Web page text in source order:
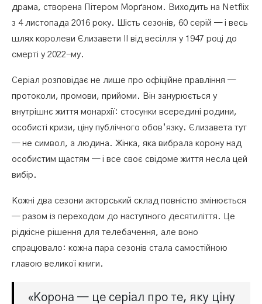
драма, створена Пітером Морґаном. Виходить на Netflix
з 4 листопада 2016 року. Шість сезонів, 60 серій — і весь
шлях королеви Єлизавети II від весілля у 1947 році до
смерті у 2022-му.
Серіал розповідає не лише про офіційне правління —
протоколи, промови, прийоми. Він занурюється у
внутрішнє життя монархії: стосунки всередині родини,
особисті кризи, ціну публічного обов’язку. Єлизавета тут
— не символ, а людина. Жінка, яка вибрала корону над
особистим щастям — і все своє свідоме життя несла цей
вибір.
Кожні два сезони акторський склад повністю змінюється
— разом із переходом до наступного десятиліття. Це
рідкісне рішення для телебачення, але воно
спрацювало: кожна пара сезонів стала самостійною
главою великої книги.
«Корона — це серіал про те, яку ціну